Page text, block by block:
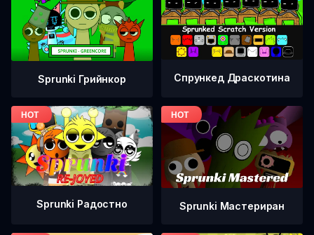
Sprunki Грийнкор Спрункед Драскотина
Sprunki Радостно Sprunki Мастериран